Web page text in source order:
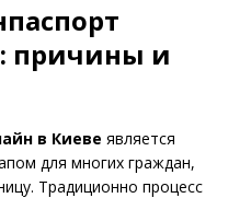
причины и
в Киеве является
для многих граждан,
Традиционно процесс